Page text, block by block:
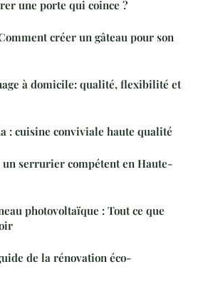
une porte qui coince ?
créer un gâteau pour son
à domicile: qualité, flexibilité et
: cuisine conviviale haute qualité
un serrurier compétent en Haute-
photovoltaïque : Tout ce que
de la rénovation éco-